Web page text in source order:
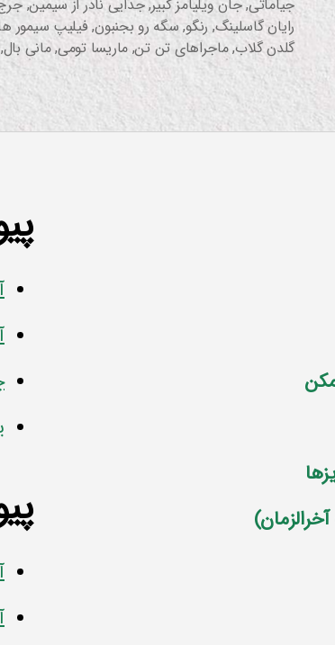
جیاماتی,جان ویلیامز کبیر,جدایی نادر از سیمین,
رایان گاسلینگ, رنگو, سگه رو بجنبون,فیلیپ سیمور
گلدن گلاب,ماجراهای تن تن,ماریسا تومی,مانی بال,